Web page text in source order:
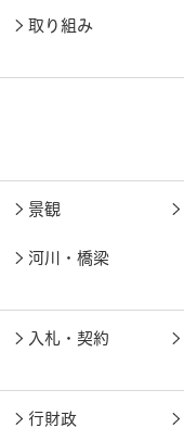
取り組み
景観
河川・橋梁
入札・契約
行財政